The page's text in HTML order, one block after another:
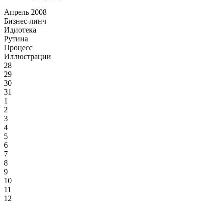
Апрель 2008
Бизнес-линч
Идиотека
Рутина
Процесс
Иллюстрации
28
29
30
31
1
2
3
4
5
6
7
8
9
10
11
12